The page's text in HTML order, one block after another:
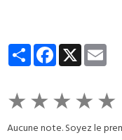
PartagerFacebook
X
★★★★★
Aucune note. Soyez le